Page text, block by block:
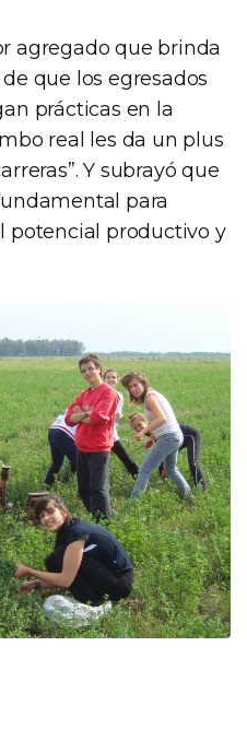
agregado que brinda
que los egresados
prácticas en la
real les da un plus
Y subrayó que
para
potencial productivo y